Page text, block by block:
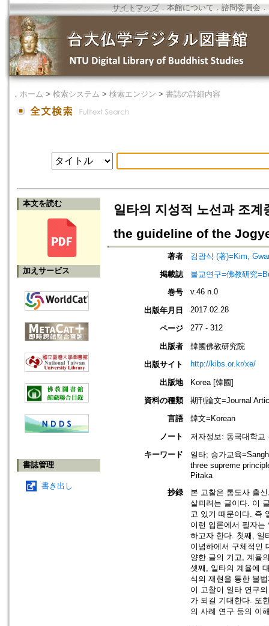
サイトマップ．本館について ． 諮問委員会 ．
． ホーム > 検索システム > 検索エンジン > 書誌の詳細内容
本文を読む
加えサービス
書誌管理
書き出し
일타의 지성적 노선과 조
the guideline of the
著者
김광식 (著)=Kim,
掲載誌
불교연구=佛教研究
巻号
v.46 n.0
出版年月日 2017.02.28
ページ 277 - 312
出版者
韓國佛教研究院
出版サイト
http://kibs.or.kr/xe/
出版地
Korea [韓國]
資料の種類
期刊論文=Journal
言語
韓文=Korean
ノート
저자정보: 동국대학교
キーワード
일타; 승가교육
three supreme
Pitaka
抄録
본 고찰은 통도사 출
살피려는 글이다. 이
고 있기 때문이다. 즉
이런 입론에서 필자
하고자 한다. 첫째, 일
이념하에서 구체적인
양한 글의 기고, 계율
셋째, 일타의 계율에
식의 재현을 통한 불
이 고찰이 일타 연구
가 되길 기대한다. 또
의 사례 연구 등의 이